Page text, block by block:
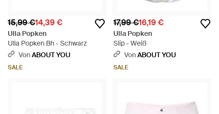
15,99 €14,39 €
Ulla Popken
Ulla Popken Bh - Schwarz
VonABOUT YOU
SALE
17,99 €16,19 €
Ulla Popken
Slip - Weiß
VonABOUT YOU
SALE